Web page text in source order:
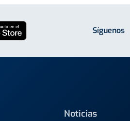
Síguenos
Noticias